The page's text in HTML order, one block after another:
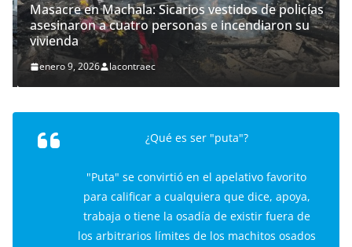
Masacre en Machala: Sicarios vestidos de policías
asesinaron a cuatro personas e incendiaron su
vivienda
enero 9, 2026 lacontraec
¿Qué es ser "puta"?
"Puta" se convirtió en el apelativo favorito
para calificar a cualquiera que dice, apoya,
trabaja o tiene la osadía de existir fuera de
los arbitrarios límites de los machitos osados